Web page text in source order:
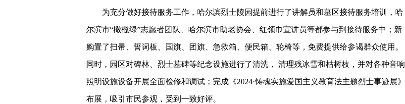
为充分做好接待服务工作，哈尔滨烈士陵园提前进行了讲解员和墓区接待服务培训，哈
尔滨市“橄榄绿”志愿者团队、哈尔滨市助老协会、红领巾宣讲员等都参与到接待服务中；新
购置了扫帚、誓词板、国旗、团旗、急救箱、便民箱、轮椅等，免费提供给参谒群众使用。
同时，园区对碑林、烈士墓碑等纪念设施进行了清洗， 清理残冰雪和枯树枝，并对各种音响
照明设施设备开展全面检修和调试；完成《2024·铸魂实施爱国主义教育法主题烈士事迹展》
布展，吸引市民参观，受到一致好评。